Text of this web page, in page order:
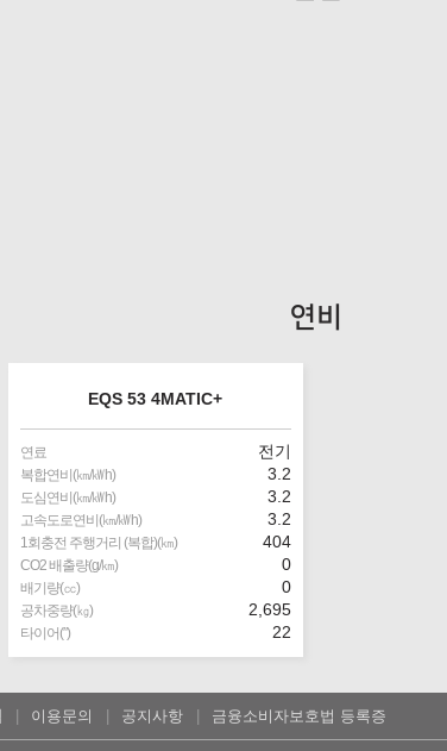
연비
EQS 53 4MATIC+
연료 전기
복합연비(㎞/㎾h) 3.2
도심연비(㎞/㎾h) 3.2
고속도로연비(㎞/㎾h) 3.2
1회충전 주행거리 (복합)(㎞) 404
CO2 배출량(g/㎞) 0
배기량(㏄) 0
공차중량(㎏) 2,695
타이어(″) 22
이용문의 공지사항 금융소비자보호법 등록증